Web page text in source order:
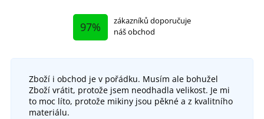
Pánská zimní softshellová bunda Vertex
97%
zákazníků doporučuje
náš obchod
Zboží i obchod je v pořádku. Musím ale bohužel
Zboží vrátit, protože jsem neodhadla velikost. Je mi
to moc líto, protože mikiny jsou pěkné a z kvalitního
materiálu.